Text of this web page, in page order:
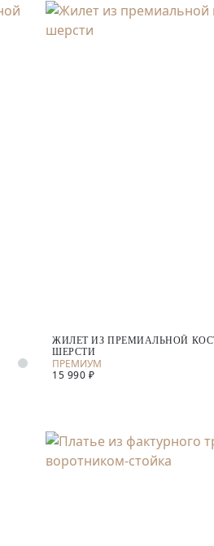
ЖИЛЕТ ИЗ ПРЕМИАЛЬНОЙ
ШЕРСТИ
15 990 ₽